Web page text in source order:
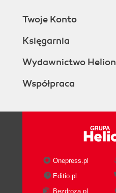
Twoje Konto
Księgarnia
Wydawnictwo Helion
Współpraca
Onepress.pl
Editio.pl
Bezdroza.pl